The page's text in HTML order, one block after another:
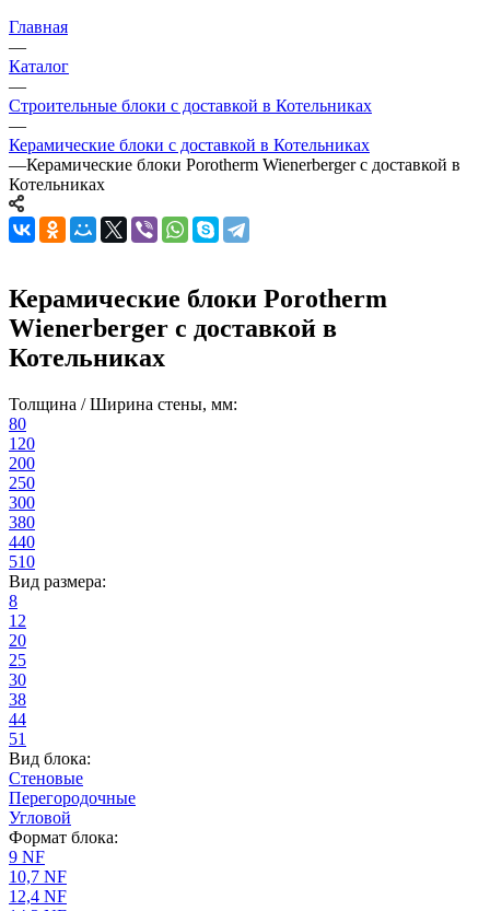
Главная
—
Каталог
—
Строительные блоки с доставкой в Котельниках
—
Керамические блоки с доставкой в Котельниках
—Керамические блоки Porotherm Wienerberger с доставкой в
Котельниках
Керамические блоки Porotherm
Wienerberger с доставкой в
Котельниках
Толщина / Ширина стены, мм:
80
120
200
250
300
380
440
510
Вид размера:
8
12
20
25
30
38
44
51
Вид блока:
Стеновые
Перегородочные
Угловой
Формат блока:
9 NF
10,7 NF
12,4 NF